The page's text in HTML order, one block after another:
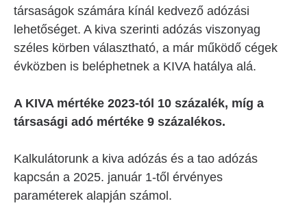
társaságok számára kínál kedvező adózási
lehetőséget. A kiva szerinti adózás viszonyag
széles körben választható, a már működő cégek
évközben is beléphetnek a KIVA hatálya alá.
A KIVA mértéke 2023-tól 10 százalék, míg a
társasági adó mértéke 9 százalékos.
Kalkulátorunk a kiva adózás és a tao adózás
kapcsán a 2025. január 1-től érvényes
paraméterek alapján számol.